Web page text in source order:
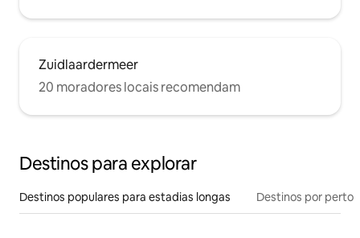
Zuidlaardermeer
20 moradores locais recomendam
Destinos para explorar
Destinos populares para estadias longas Destinos por perto